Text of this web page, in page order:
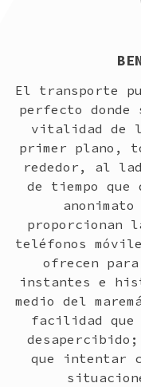
El transporte
perfecto donde
vitalidad de
primer plano,
rededor, al
de tiempo
proporcionan
teléfonos
ofrecen
instantes e
medio del
facilidad que
desapercibido;
que intentar